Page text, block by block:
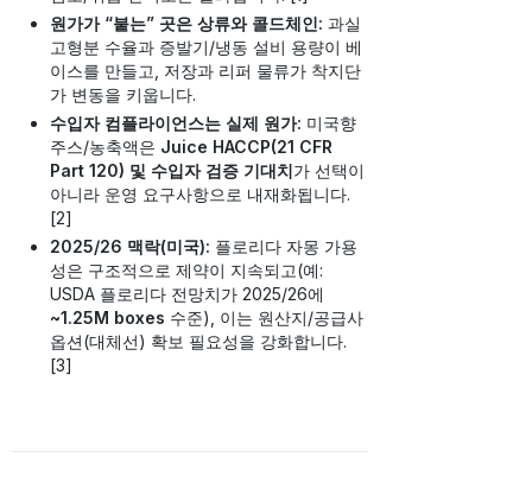
원가가 “붙는” 곳은 상류와 콜드체인: 과실
고형분 수율과 증발기/냉동 설비 용량이 베
이스를 만들고, 저장과 리퍼 물류가 착지단
가 변동을 키웁니다.
수입자 컴플라이언스는 실제 원가: 미국향
주스/농축액은 Juice HACCP(21 CFR
Part 120) 및 수입자 검증 기대치가 선택이
아니라 운영 요구사항으로 내재화됩니다.
[2]
2025/26 맥락(미국): 플로리다 자몽 가용
성은 구조적으로 제약이 지속되고(예:
USDA 플로리다 전망치가 2025/26에
~1.25M boxes 수준), 이는 원산지/공급사
옵션(대체선) 확보 필요성을 강화합니다.
[3]